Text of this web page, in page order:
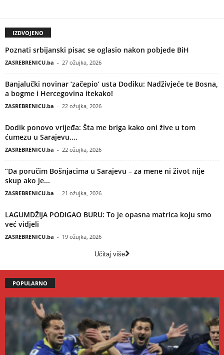
IZDVOJENO
Poznati srbijanski pisac se oglasio nakon pobjede BiH
ZASREBRENICU.ba - 27 ožujka, 2026
Banjalučki novinar ‘začepio’ usta Dodiku: Nadživjeće te Bosna,
a bogme i Hercegovina itekako!
ZASREBRENICU.ba - 22 ožujka, 2026
Dodik ponovo vrijeđa: Šta me briga kako oni žive u tom
ćumezu u Sarajevu....
ZASREBRENICU.ba - 22 ožujka, 2026
“Da poručim Bošnjacima u Sarajevu – za mene ni život nije
skup ako je...
ZASREBRENICU.ba - 21 ožujka, 2026
LAGUMDŽIJA PODIGAO BURU: To je opasna matrica koju smo
već vidjeli
ZASREBRENICU.ba - 19 ožujka, 2026
Učitaj više
POPULARNO